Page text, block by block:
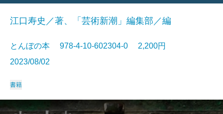
江口寿史／著、「芸術新潮」編集部／編
とんぼの本 978-4-10-602304-0 2,200円
2023/08/02
書籍